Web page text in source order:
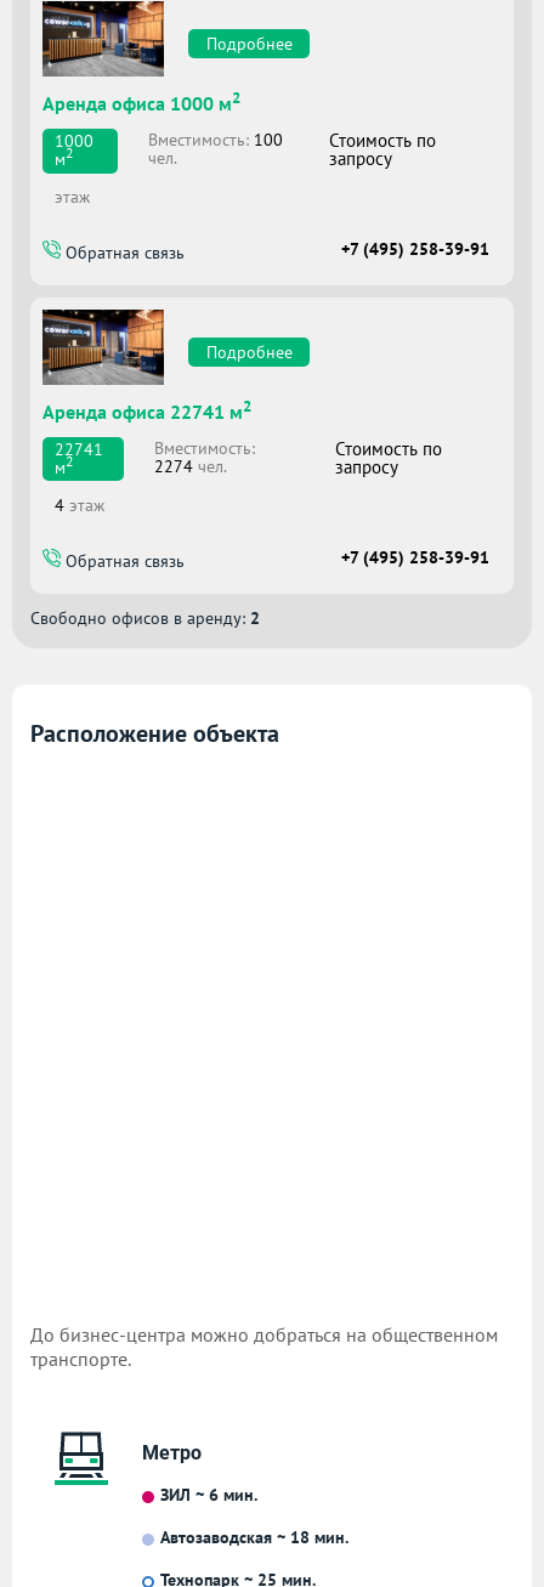
Подробнее
Аренда офиса 1000 м2
1000
м2
Вместимоcть: 100
чел.
Стоимость по
запросу
этаж
Обратная связь +7 (495) 258-39-91
Подробнее
Аренда офиса 22741 м2
22741
м2
Вместимоcть:
2274чел.
Стоимость по
запросу
4 этаж
Обратная связь +7 (495) 258-39-91
Свободно офисов в аренду: 2
Расположение объекта
До бизнес-центра можно добраться на общественном
транспорте.
Метро
ЗИЛ ~ 6 мин.
Автозаводская ~ 18 мин.
Технопарк ~ 25 мин.